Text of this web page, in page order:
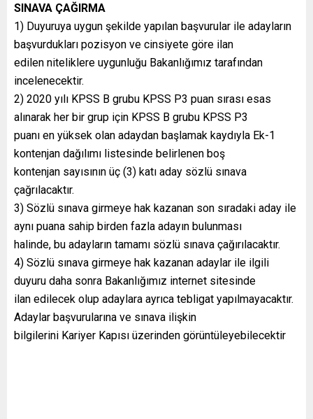
SINAVA ÇAĞIRMA
1) Duyuruya uygun şekilde yapılan başvurular ile adayların
başvurdukları pozisyon ve cinsiyete göre ilan
edilen niteliklere uygunluğu Bakanlığımız tarafından
incelenecektir.
2) 2020 yılı KPSS B grubu KPSS P3 puan sırası esas
alınarak her bir grup için KPSS B grubu KPSS P3
puanı en yüksek olan adaydan başlamak kaydıyla Ek-1
kontenjan dağılımı listesinde belirlenen boş
kontenjan sayısının üç (3) katı aday sözlü sınava
çağrılacaktır.
3) Sözlü sınava girmeye hak kazanan son sıradaki aday ile
aynı puana sahip birden fazla adayın bulunması
halinde, bu adayların tamamı sözlü sınava çağırılacaktır.
4) Sözlü sınava girmeye hak kazanan adaylar ile ilgili
duyuru daha sonra Bakanlığımız internet sitesinde
ilan edilecek olup adaylara ayrıca tebligat yapılmayacaktır.
Adaylar başvurularına ve sınava ilişkin
bilgilerini Kariyer Kapısı üzerinden görüntüleyebilecektir